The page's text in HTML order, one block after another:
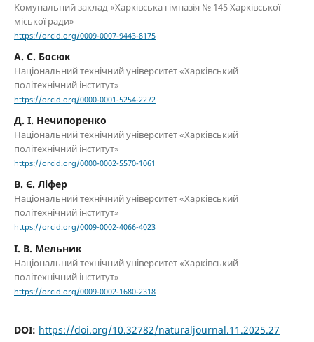
Комунальний заклад «Харківська гімназія № 145 Харківської
міської ради»
https://orcid.org/0009-0007-9443-8175
А. С. Босюк
Національний технічний університет «Харківський
політехнічний інститут»
https://orcid.org/0000-0001-5254-2272
Д. І. Нечипоренко
Національний технічний університет «Харківський
політехнічний інститут»
https://orcid.org/0000-0002-5570-1061
В. Є. Ліфер
Національний технічний університет «Харківський
політехнічний інститут»
https://orcid.org/0009-0002-4066-4023
І. В. Мельник
Національний технічний університет «Харківський
політехнічний інститут»
https://orcid.org/0009-0002-1680-2318
DOI: https://doi.org/10.32782/naturaljournal.11.2025.27